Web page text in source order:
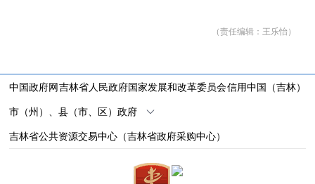
（责任编辑： 王乐怡）
中国政府网吉林省人民政府国家发展和改革委员会信用中国（吉林）
市（州）、县（市、区）政府
吉林省公共资源交易中心（吉林省政府采购中心）